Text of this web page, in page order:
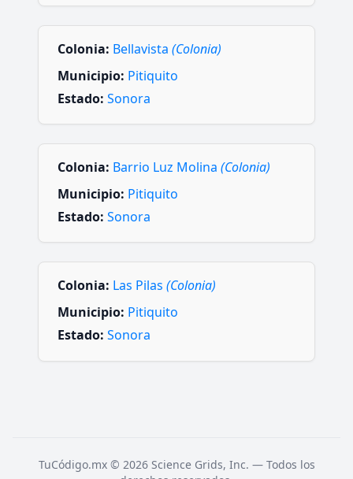
Colonia: Bellavista (Colonia)
Municipio: Pitiquito
Estado: Sonora
Colonia: Barrio Luz Molina (Colonia)
Municipio: Pitiquito
Estado: Sonora
Colonia: Las Pilas (Colonia)
Municipio: Pitiquito
Estado: Sonora
TuCódigo.mx © 2026 Science Grids, Inc. — Todos los